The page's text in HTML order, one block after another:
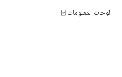
لوحات المعلومات ⍈